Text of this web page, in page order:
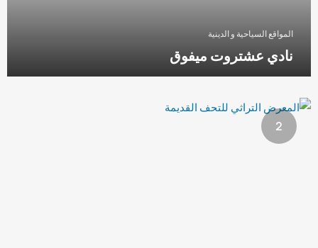
المواقع السياحية و الدينية
نادي عشتروت ميفوق
2